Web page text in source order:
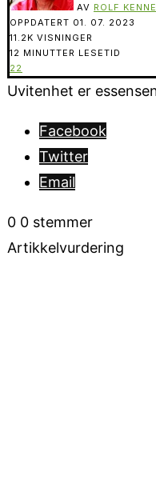
AV ROLF
OPPDATERT 01. 07. 2023
11.2K VISNINGER
12 MINUTTER LESETID
22
Uvitenhet er
Facebook
Twitter
Email
0 0 stemmer
Artikkelvurdering